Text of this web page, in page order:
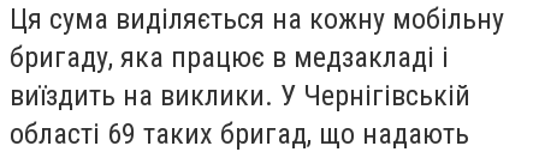
Ця сума виділяється на кожну мобільну
бригаду, яка працює в медзакладі і
виїздить на виклики. У Чернігівській
області 69 таких бригад, що надають